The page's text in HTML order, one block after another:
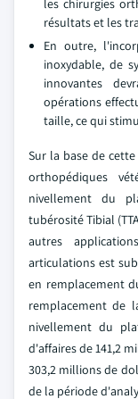
les chirurgies
résultats et les
En outre,
inoxydable, de
innovantes
opérations
taille, ce qui
Sur la base de
orthopédiques
nivellement du
tubérosité Tibial
autres
articulations est
en remplacement
remplacement de
nivellement du
d'affaires de 141,2
303,2 millions de
de la période